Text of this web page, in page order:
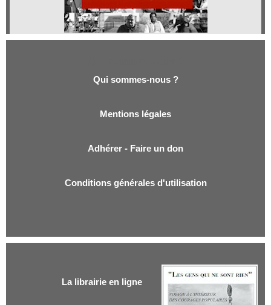
Qui sommes-nous ?
Mentions légales
Adhérer - Faire un don
Conditions générales d'utilisation
La librairie en ligne